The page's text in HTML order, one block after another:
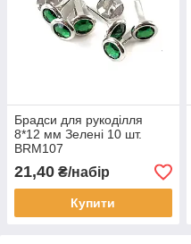
Брадси для рукоділля
8*12 мм Зелені 10 шт.
BRM107
21,40 ₴/набір
Купити